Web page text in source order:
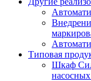
Типовая
Шкаф